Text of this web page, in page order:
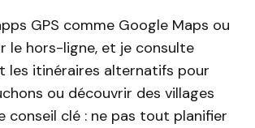
GPS comme Google Maps ou
le hors-ligne, et je consulte
les itinéraires alternatifs pour
ou découvrir des villages
conseil clé : ne pas tout planifier